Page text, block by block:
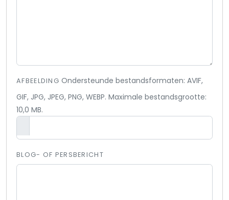
AFBEELDING Ondersteunde bestandsformaten: AVIF,
GIF, JPG, JPEG, PNG, WEBP. Maximale bestandsgrootte:
10,0 MB.
BLOG- OF PERSBERICHT